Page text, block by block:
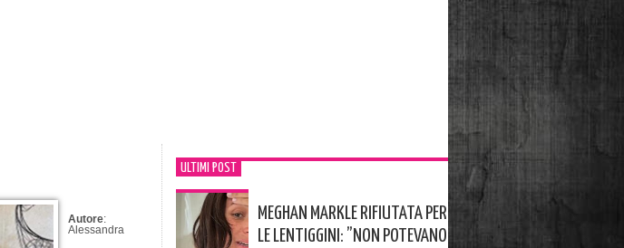
Autore:
Alessandra
ULTIMI POST
MEGHAN MARKLE RIFIUTATA PER
LE LENTIGGINI: ”NON POTEVANO